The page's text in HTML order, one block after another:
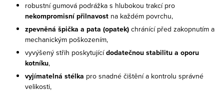
robustní gumová podrážka s hlubokou trakcí pro
nekompromisní přilnavost na každém povrchu,
zpevněná špička a pata (opatek) chránící před zakopnutím a
mechanickým poškozením,
vyvýšený střih poskytujícídodatečnou stabilitu a oporu
kotníku,
vyjímatelná stélka pro snadné čištění a kontrolu správné
velikosti,